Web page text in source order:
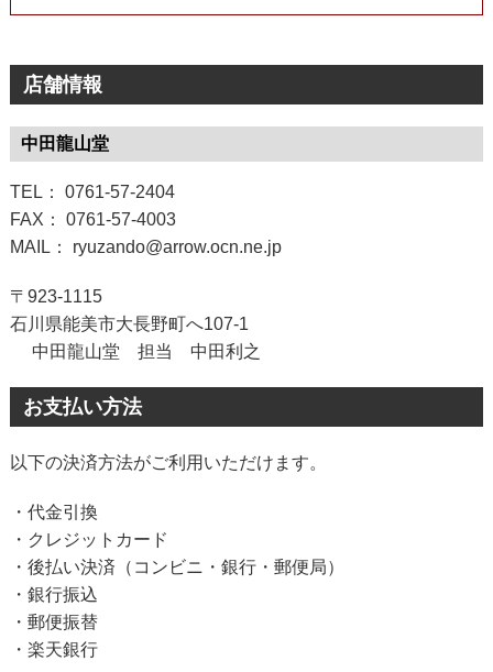
店舗情報
中田龍山堂
TEL： 0761-57-2404
FAX： 0761-57-4003
MAIL： ryuzando@arrow.ocn.ne.jp
〒923-1115
石川県能美市大長野町へ107-1
中田龍山堂 担当 中田利之
お支払い方法
以下の決済方法がご利用いただけます。
・代金引換
・クレジットカード
・後払い決済（コンビニ・銀行・郵便局）
・銀行振込
・郵便振替
・楽天銀行